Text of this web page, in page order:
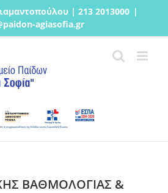
| 213 2013000 |
agiasofia.gr
ΒΑΘΜΟΛΟΓΙΑΣ &